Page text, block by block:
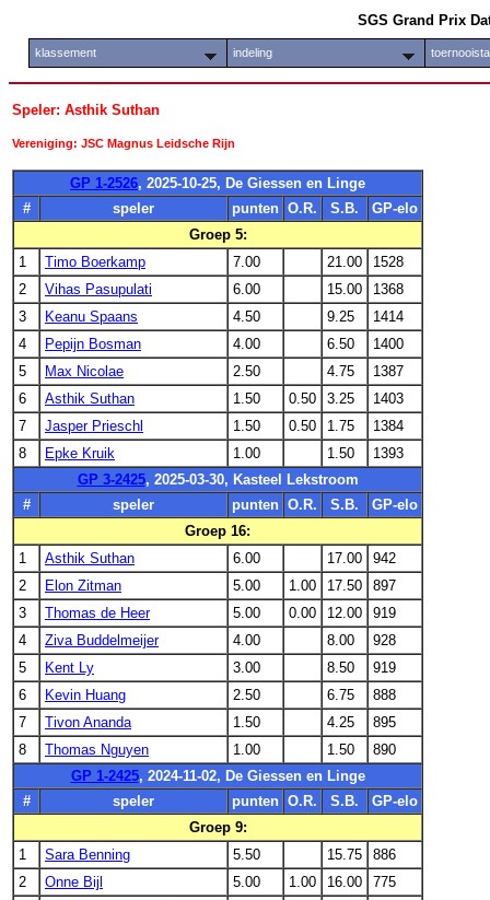
SGS Grand Prix
klassement indeling
Speler: Asthik Suthan
Vereniging: JSC Magnus Leidsche Rijn
GP 1-2526, 2025-10-25, De Giessen en Linge
#
speler punten O.R. S.B.
GP-elo
Groep 5:
1
Timo Boerkamp 7.00 21.00
1528
2
Vihas Pasupulati 6.00 15.00
1368
3
Keanu Spaans 4.50 9.25
1414
4
Pepijn Bosman 4.00 6.50
1400
5
Max Nicolae 2.50 4.75
1387
6
Asthik Suthan 1.50 0.50 3.25
1403
7
Jasper Prieschl 1.50 0.50 1.75
1384
8
Epke Kruik 1.00 1.50
1393
GP 3-2425, 2025-03-30, Kasteel Lekstroom
#
speler punten O.R. S.B.
GP-elo
Groep 16:
1
Asthik Suthan 6.00 17.00
942
2
Elon Zitman 5.00 1.00 17.50
897
3
Thomas de Heer 5.00 0.00 12.00
919
4
Ziva Buddelmeijer 4.00 8.00
928
5
Kent Ly 3.00 8.50
919
6
Kevin Huang 2.50 6.75
888
7
Tivon Ananda 1.50 4.25
895
8
Thomas Nguyen 1.00 1.50
890
GP 1-2425, 2024-11-02, De Giessen en Linge
#
speler punten O.R. S.B.
GP-elo
Groep 9:
1
Sara Benning 5.50 15.75
886
2
Onne Bijl 5.00 1.00 16.00
775